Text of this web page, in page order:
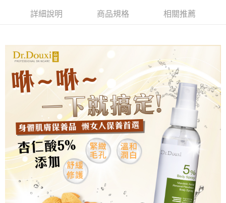
詳細說明 商品規格 相關推薦